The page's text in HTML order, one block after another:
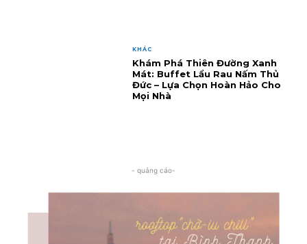
KHÁC
Khám Phá Thiên Đường Xanh
Mát: Buffet Lẩu Rau Nấm Thủ
Đức – Lựa Chọn Hoàn Hảo Cho
Mọi Nhà
- quảng cáo-